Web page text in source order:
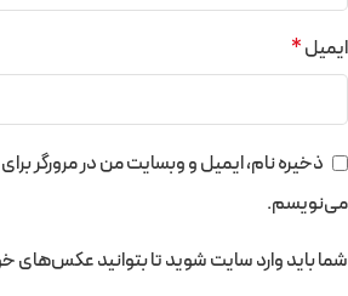
ایمیل*
ذخیره نام، ایمیل و وبسایت من در مرورگر
می‌نویسم.
شما باید وارد سایت شوید تا بتوانید عکس‌های